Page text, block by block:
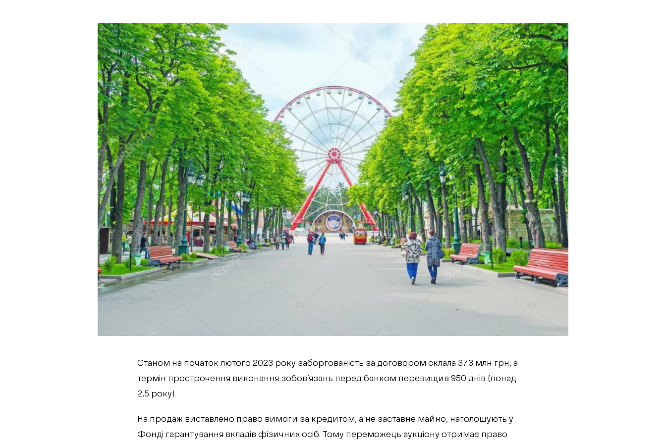
Станом на початок лютого 2023 року заборгованість за договором склала 373 млн грн, а
термін прострочення виконання зобов’язань перед банком перевищив 950 днів (понад
2,5 року).
На продаж виставлено право вимоги за кредитом, а не заставне майно, наголошують у
Фонді гарантування вкладів фізичних осіб. Тому переможець аукціону отримає право